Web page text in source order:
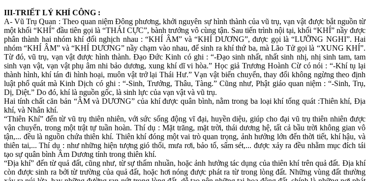
III-TRIẾT LÝ KHÍ CÔNG :
A- Vũ Trụ Quan : Theo quan niệm Đông phương, khởi nguyên sự hình thành của vũ trụ, vạn vật được bắt nguồn từ
một khối “KHÍ” đầu tiên gọi là “THÁI CỰC”, bành trướng vô cùng tận. Sau tiến trình nội tại, khối “KHÍ” nầy được
phân thành hai nhóm khí đối nghịch nhau : “KHÍ ÂM” và “KHÍ DƯƠNG”, được gọi là “LƯỠNG NGHI”. Hai
nhóm “KHÍ ÂM” và “KHÍ DƯƠNG” nầy chạm vào nhau, để sinh ra khí thứ ba, mà Lão Tử gọi là “XUNG KHÍ”.
Từ đó, vũ trụ, vạn vật được hình thành. Đạo Đức Kinh có ghi : “-Đạo sinh nhất, nhất sinh nhị, nhị sinh tam, tam
sinh vạn vật, vạn vật phụ âm nhi bảo dương, xung khí dĩ vi hòa.” Học giả Trương Hoành Cừ có nói : “-Khí tụ lại
thành hình, khí tán đi hình hoại, muôn vật trở lại Thái Hư.” Vạn vật biến chuyển, thay đổi không ngừng theo định
luật phổ quát mà Kinh Dịch có ghi : “-Sinh, Trưởng, Thâu, Tàng.” Cũng như, Phật giáo quan niệm : “-Sinh, Trụ,
Dị, Diệt.” Do đó, khí là nguồn gốc, là sinh lực của vạn vật và vũ trụ.
Hai tính chất căn bản “ÂM và DƯƠNG” của khí được quân bình, nằm trong ba loại khí tổng quát :Thiên khí, Địa
khí, và Nhân khí.
“Thiên Khí” đến từ vũ trụ thiên nhiên, với sức sống động vĩ đại, huyền diệu, giúp cho đại vũ trụ thiên nhiên được
vận chuyển, trong một trật tự tuần hoàn. Thí dụ : Mặt trăng, mặt trời, thái dương hệ, tất cả bầu trời không gian vô
tận,... đều là nguồn chứa thiên khí. Thiên khí đóng một vai trò quan trọng, ảnh hưởng lớn đến thời tiết, khí hậu, và
thiên tai,... Thí dụ : như những hiện tượng gió thổi, mưa rơi, bảo tố, sấm sét,... được xảy ra đều nhằm mục đích tái
tạo sự quân bình Âm Dương tính trong thiên khí.
“Địa khí” đến từ quả đất, cũng như, từ sự thấm nhuần, hoặc ảnh hưởng tác dụng của thiên khí trên quả đất. Địa khí
còn được sinh ra bởi từ trường của quả đất, hoặc hơi nóng được phát ra từ trong lòng đất. Những vùng đất thường